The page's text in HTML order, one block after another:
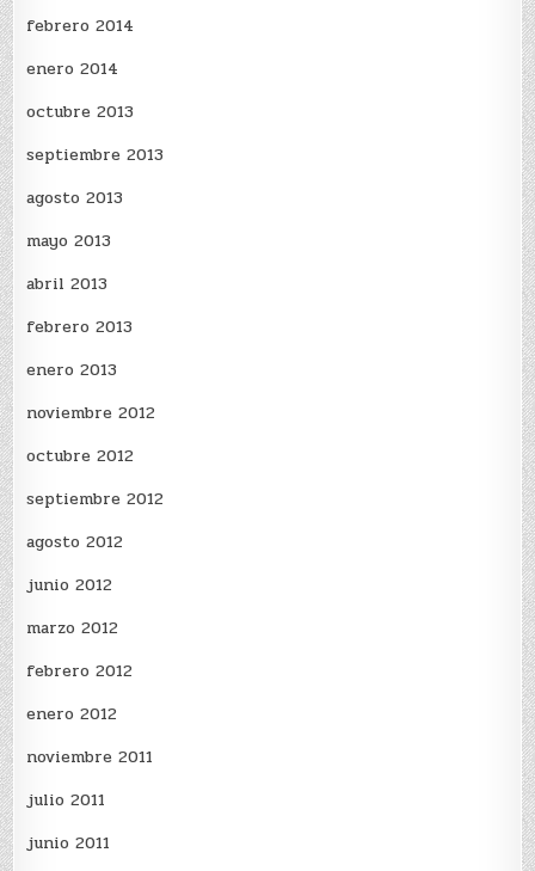
febrero 2014
enero 2014
octubre 2013
septiembre 2013
agosto 2013
mayo 2013
abril 2013
febrero 2013
enero 2013
noviembre 2012
octubre 2012
septiembre 2012
agosto 2012
junio 2012
marzo 2012
febrero 2012
enero 2012
noviembre 2011
julio 2011
junio 2011